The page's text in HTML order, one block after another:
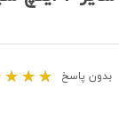
بدون پاسخ ★
★
★